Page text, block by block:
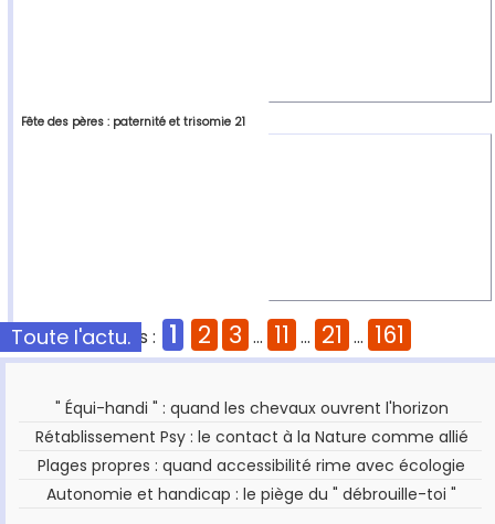
Fête des pères : paternité et trisomie 21
Pages : 1 2 3 ... 11 ... 21 ... 161
Toute l'actu.
" Équi-handi " : quand les chevaux ouvrent l'horizon
Rétablissement Psy : le contact à la Nature comme allié
Plages propres : quand accessibilité rime avec écologie
Autonomie et handicap : le piège du " débrouille-toi "